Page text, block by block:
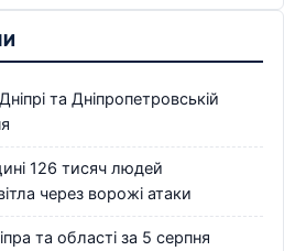
та Дніпропетровській
126 тисяч людей
через ворожі атаки
та області за 5 серпня